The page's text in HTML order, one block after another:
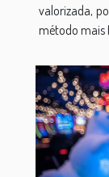
valorizada,
método mais